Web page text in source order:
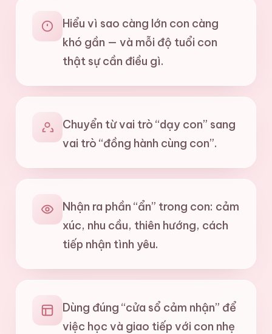
Hiểu vì sao càng lớn con càng
khó gần — và mỗi độ tuổi con
thật sự cần điều gì.
Chuyển từ vai trò “dạy con” sang
vai trò “đồng hành cùng con”.
Nhận ra phần “ẩn” trong con: cảm
xúc, nhu cầu, thiên hướng, cách
tiếp nhận tình yêu.
Dùng đúng “cửa sổ cảm nhận” để
việc học và giao tiếp với con nhẹ